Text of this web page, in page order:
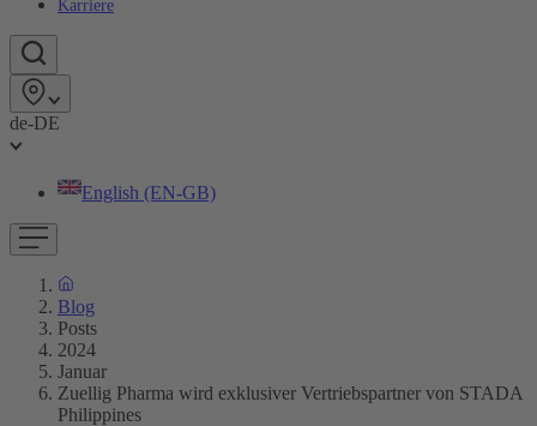
Karriere
de-DE
English (EN-GB)
Blog
Posts
2024
Januar
Zuellig Pharma wird exklusiver Vertriebspartner von STADA
Philippines